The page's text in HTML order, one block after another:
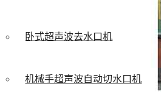
卧式超声波去水口机
机械手超声波自动切水口机